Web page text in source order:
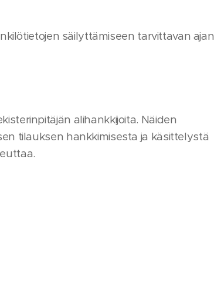
säilyttämiseen tarvittavan ajan
alihankkijoita. Näiden
tilauksen hankkimisesta ja käsittelystä